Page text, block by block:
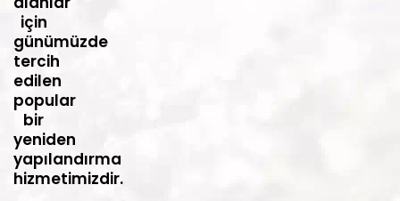
için
günümüzde
tercih
edilen
popular
bir
yeniden
yapılandırma
hizmetimizdir.